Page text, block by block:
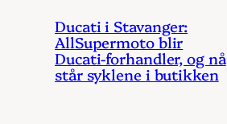
Ducati i Stavanger:
AllSupermoto blir
Ducati-forhandler, og nå
står syklene i butikken